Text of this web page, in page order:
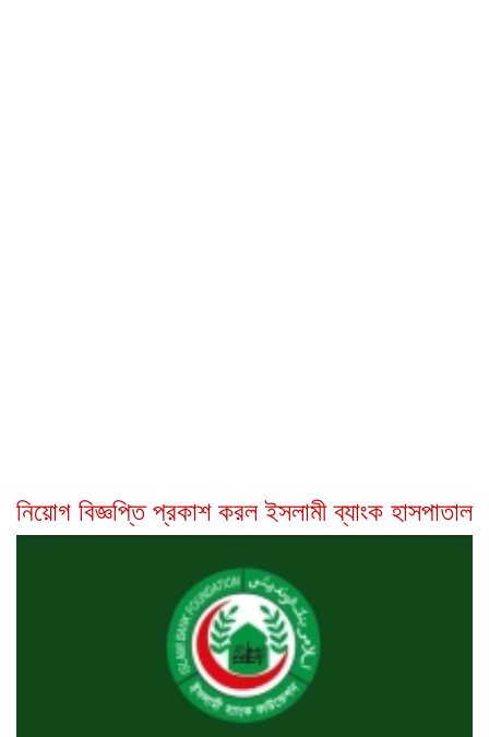
নিয়োগ বিজ্ঞপ্তি প্রকাশ করল ইসলামী ব্যাংক হাসপাতাল